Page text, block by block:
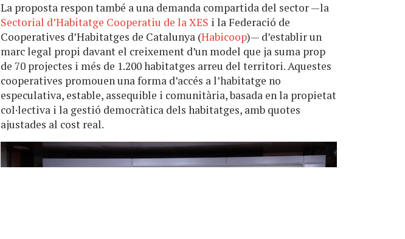
La proposta respon també a una demanda compartida del sector —la
Sectorial d’Habitatge Cooperatiu de la XES i la Federació de
Cooperatives d’Habitatges de Catalunya (Habicoop)— d’establir un
marc legal propi davant el creixement d’un model que ja suma prop
de 70 projectes i més de 1.200 habitatges arreu del territori. Aquestes
cooperatives promouen una forma d’accés a l’habitatge no
especulativa, estable, assequible i comunitària, basada en la propietat
col·lectiva i la gestió democràtica dels habitatges, amb quotes
ajustades al cost real.